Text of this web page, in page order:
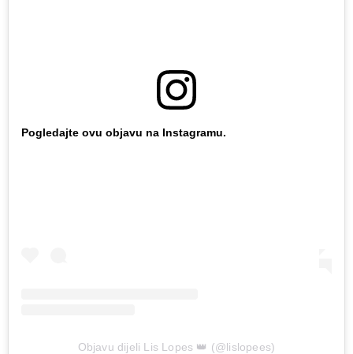
Pogledajte ovu objavu na Instagramu.
Objavu dijeli Lis Lopes 👑 (@lislopees)